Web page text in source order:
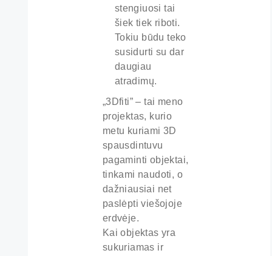
stengiuosi tai
šiek tiek riboti.
Tokiu būdu teko
susidurti su dar
daugiau
atradimų.
„3Dfiti” – tai meno
projektas, kurio
metu kuriami 3D
spausdintuvu
pagaminti objektai,
tinkami naudoti, o
dažniausiai net
paslėpti viešojoje
erdvėje.
Kai objektas yra
sukuriamas ir